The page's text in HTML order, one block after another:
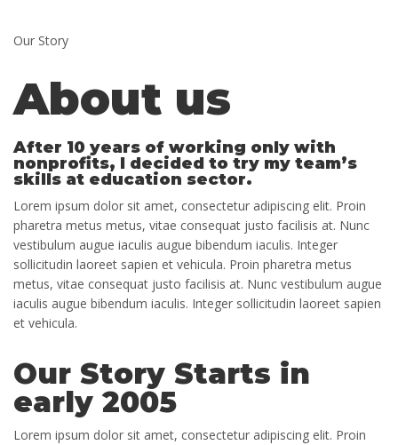
Our Story
About us
After 10 years of working only with
nonprofits, I decided to try my team’s
skills at education sector.
Lorem ipsum dolor sit amet, consectetur adipiscing elit. Proin
pharetra metus metus, vitae consequat justo facilisis at. Nunc
vestibulum augue iaculis augue bibendum iaculis. Integer
sollicitudin laoreet sapien et vehicula. Proin pharetra metus
metus, vitae consequat justo facilisis at. Nunc vestibulum augue
iaculis augue bibendum iaculis. Integer sollicitudin laoreet sapien
et vehicula.
Our Story Starts in
early 2005
Lorem ipsum dolor sit amet, consectetur adipiscing elit. Proin